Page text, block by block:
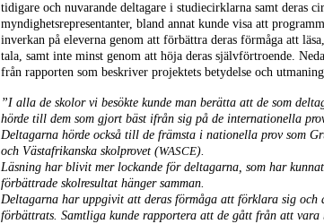
tidigare och nuvarande deltagare i studiecirklarna samt deras
myndighetsrepresentanter, bland annat kunde visa att
inverkan på eleverna genom att förbättra deras förmåga att
tala, samt inte minst genom att höja deras självförtroende.
från rapporten som beskriver projektets betydelse och
”I alla de skolor vi besökte kunde man berätta att de som
hörde till dem som gjort bäst ifrån sig på de internationella
Deltagarna hörde också till de främsta i nationella prov som
och Västafrikanska skolprovet (WASCE).
Läsning har blivit mer lockande för deltagarna, som har
förbättrade skolresultat hänger samman.
Deltagarna har uppgivit att deras förmåga att förklara sig och
förbättrats. Samtliga kunde rapportera att de gått från att